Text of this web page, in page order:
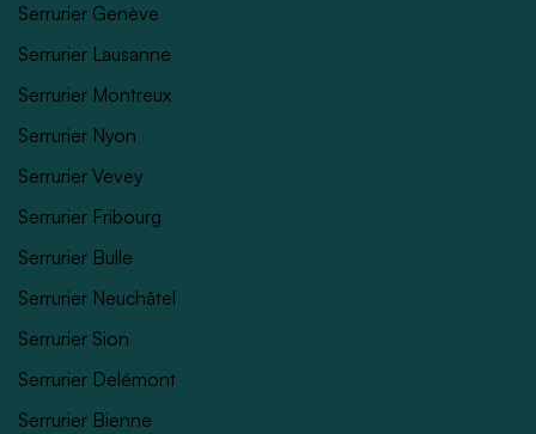
Serrurier Genève
Serrurier Lausanne
Serrurier Montreux
Serrurier Nyon
Serrurier Vevey
Serrurier Fribourg
Serrurier Bulle
Serrurier Neuchâtel
Serrurier Sion
Serrurier Delémont
Serrurier Bienne